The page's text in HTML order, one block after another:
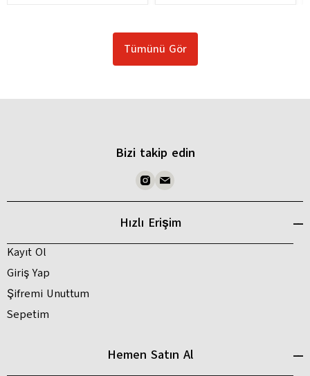
Tümünü Gör
Bizi takip edin
Hızlı Erişim
Kayıt Ol
Giriş Yap
Şifremi Unuttum
Sepetim
Hemen Satın Al